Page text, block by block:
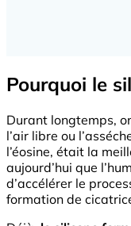
Pourquoi le
Durant longtemps,
l’air libre ou
l’éosine, était la
aujourd’hui que
d’accélérer le
formation de